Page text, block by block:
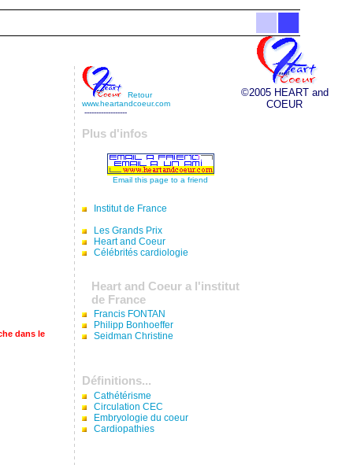
dans le
Retour
www.heartandcoeur.com
------------------
Plus d'infos
Email this page to a friend
Institut de France
Les Grands Prix
Heart and Coeur
Célébrités cardiologie
Heart and Coeur a l'institut
de France
Francis FONTAN
Philipp Bonhoeffer
Seidman Christine
Définitions...
Cathétérisme
Circulation CEC
Embryologie du coeur
Cardiopathies
©2005 HEART and
COEUR